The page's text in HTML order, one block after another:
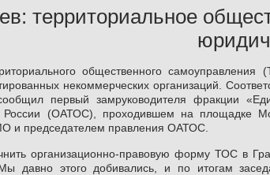
территориальное
общественного
некоммерческих организаций.
первый замруководителя фракции
(ОАТОС), проходившем на площадке
и председателем правления ОАТОС.
организационно-правовую форму ТОС в
давно этого добивались, и по итогам